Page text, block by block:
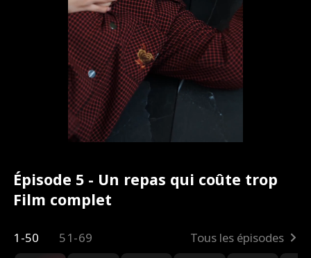
Épisode 5 - Un repas qui coûte trop
Film complet
1-50 51-69 Tous les épisodes